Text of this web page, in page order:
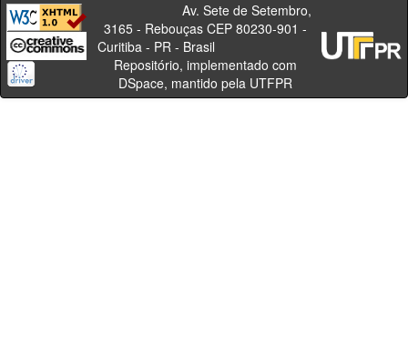
Av. Sete de Setembro,
3165 - Rebouças CEP 80230-901 -
Curitiba - PR - Brasil
Repositório, implementado com
DSpace, mantido pela UTFPR